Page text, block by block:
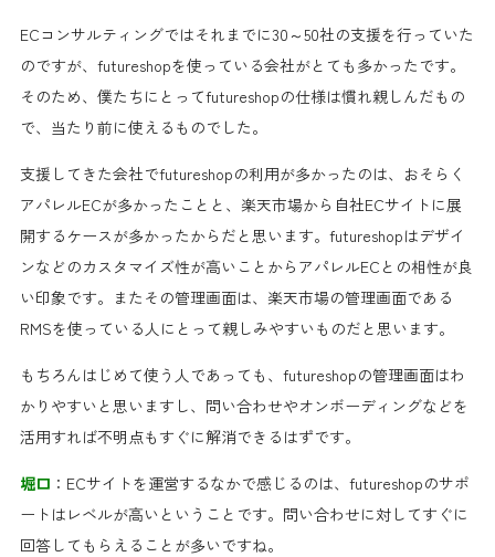
ECコンサルティングではそれまでに30～50社の支援を行っていた
のですが、futureshopを使っている会社がとても多かったです。
そのため、僕たちにとってfutureshopの仕様は慣れ親しんだもの
で、当たり前に使えるものでした。
支援してきた会社でfutureshopの利用が多かったのは、おそらく
アパレルECが多かったことと、楽天市場から自社ECサイトに展
開するケースが多かったからだと思います。futureshopはデザイ
ンなどのカスタマイズ性が高いことからアパレルECとの相性が良
い印象です。またその管理画面は、楽天市場の管理画面である
RMSを使っている人にとって親しみやすいものだと思います。
もちろんはじめて使う人であっても、futureshopの管理画面はわ
かりやすいと思いますし、問い合わせやオンボーディングなどを
活用すれば不明点もすぐに解消できるはずです。
堀口 ：ECサイトを運営するなかで感じるのは、futureshopのサポ
ートはレベルが高いということです。問い合わせに対してすぐに
回答してもらえることが多いですね。